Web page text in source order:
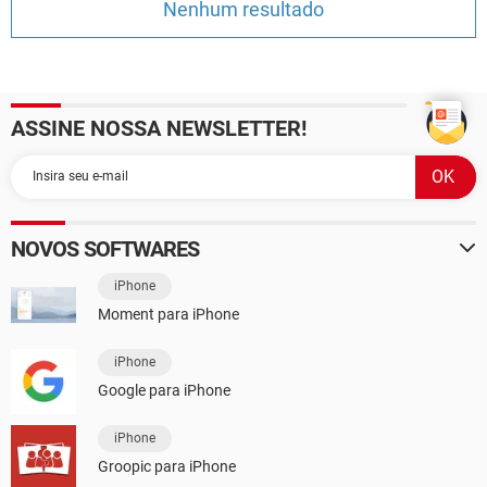
Nenhum resultado
ASSINE NOSSA NEWSLETTER!
NOVOS SOFTWARES
iPhone
Moment para iPhone
iPhone
Google para iPhone
iPhone
Groopic para iPhone